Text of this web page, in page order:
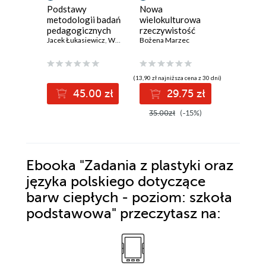
Podstawy
metodologii badań
pedagogicznych
Jacek Łukasiewicz, Wiesław Kowalski
45.00 zł
Nowa
wielokulturowa
rzeczywistość
polskiej szkoły
Bożena Marzec
(13,90 zł najniższa cena z 30 dni)
29.75 zł
35.00zł (-15%)
Ebooka "Zadania z plastyki oraz
języka polskiego dotyczące
barw ciepłych - poziom: szkoła
podstawowa" przeczytasz na: